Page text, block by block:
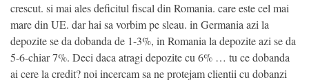
crescut. si mai ales deficitul fiscal din Romania. care este cel mai
mare din UE. dar hai sa vorbim pe sleau. in Germania azi la
depozite se da dobanda de 1-3%, in Romania la depozite azi se da
5-6-chiar 7%. Deci daca atragi depozite cu 6% … tu ce dobanda
ai cere la credit? noi incercam sa ne protejam clientii cu dobanzi